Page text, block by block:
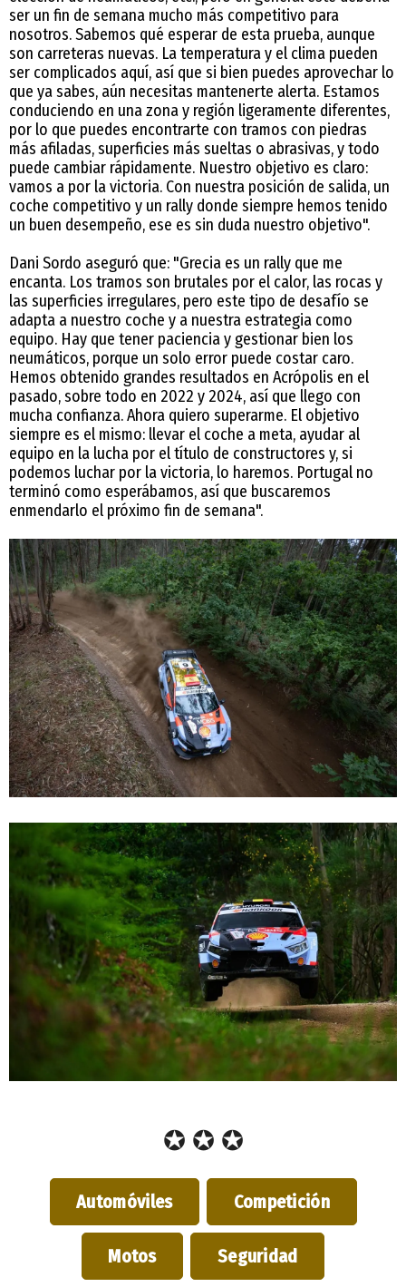
ser un fin de semana mucho más competitivo para
nosotros. Sabemos qué esperar de esta prueba, aunque
son carreteras nuevas. La temperatura y el clima pueden
ser complicados aquí, así que si bien puedes aprovechar lo
que ya sabes, aún necesitas mantenerte alerta. Estamos
conduciendo en una zona y región ligeramente diferentes,
por lo que puedes encontrarte con tramos con piedras
más afiladas, superficies más sueltas o abrasivas, y todo
puede cambiar rápidamente. Nuestro objetivo es claro:
vamos a por la victoria. Con nuestra posición de salida, un
coche competitivo y un rally donde siempre hemos tenido
un buen desempeño, ese es sin duda nuestro objetivo".
Dani Sordo aseguró que: "Grecia es un rally que me
encanta. Los tramos son brutales por el calor, las rocas y
las superficies irregulares, pero este tipo de desafío se
adapta a nuestro coche y a nuestra estrategia como
equipo. Hay que tener paciencia y gestionar bien los
neumáticos, porque un solo error puede costar caro.
Hemos obtenido grandes resultados en Acrópolis en el
pasado, sobre todo en 2022 y 2024, así que llego con
mucha confianza. Ahora quiero superarme. El objetivo
siempre es el mismo: llevar el coche a meta, ayudar al
equipo en la lucha por el título de constructores y, si
podemos luchar por la victoria, lo haremos. Portugal no
terminó como esperábamos, así que buscaremos
enmendarlo el próximo fin de semana".
✪ ✪ ✪
Automóviles Competición
Motos Seguridad